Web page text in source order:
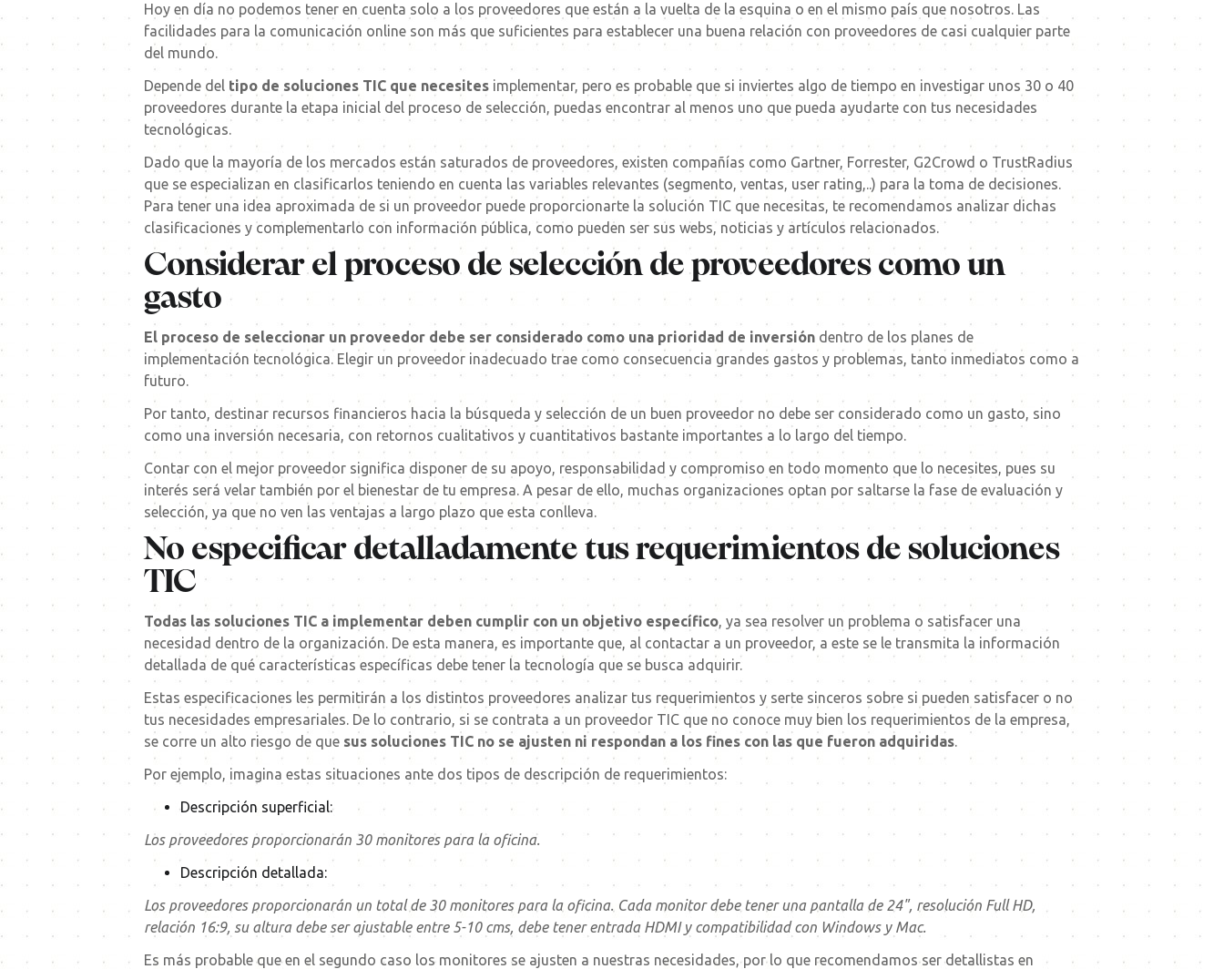
Hoy en día no podemos tener en cuenta solo a los proveedores que están a la vuelta de la esquina o en el mismo país que nosotros. Las
facilidades para la comunicación online son más que suficientes para establecer una buena relación con proveedores de casi cualquier parte
del mundo.
Depende del tipo de soluciones TIC que necesites implementar, pero es probable que si inviertes algo de tiempo en investigar unos 30 o 40
proveedores durante la etapa inicial del proceso de selección, puedas encontrar al menos uno que pueda ayudarte con tus necesidades
tecnológicas.
Dado que la mayoría de los mercados están saturados de proveedores, existen compañías como Gartner, Forrester, G2Crowd o TrustRadius
que se especializan en clasificarlos teniendo en cuenta las variables relevantes (segmento, ventas, user rating,..) para la toma de decisiones.
Para tener una idea aproximada de si un proveedor puede proporcionarte la solución TIC que necesitas, te recomendamos analizar dichas
clasificaciones y complementarlo con información pública, como pueden ser sus webs, noticias y artículos relacionados.
Considerar el proceso de selección de proveedores como un
gasto
El proceso de seleccionar un proveedor debe ser considerado como una prioridad de inversión dentro de los planes de
implementación tecnológica. Elegir un proveedor inadecuado trae como consecuencia grandes gastos y problemas, tanto inmediatos como a
futuro.
Por tanto, destinar recursos financieros hacia la búsqueda y selección de un buen proveedor no debe ser considerado como un gasto, sino
como una inversión necesaria, con retornos cualitativos y cuantitativos bastante importantes a lo largo del tiempo.
Contar con el mejor proveedor significa disponer de su apoyo, responsabilidad y compromiso en todo momento que lo necesites, pues su
interés será velar también por el bienestar de tu empresa. A pesar de ello, muchas organizaciones optan por saltarse la fase de evaluación y
selección, ya que no ven las ventajas a largo plazo que esta conlleva.
No especificar detalladamente tus requerimientos de soluciones
TIC
Todas las soluciones TIC a implementar deben cumplir con un objetivo específico, ya sea resolver un problema o satisfacer una
necesidad dentro de la organización. De esta manera, es importante que, al contactar a un proveedor, a este se le transmita la información
detallada de qué características específicas debe tener la tecnología que se busca adquirir.
Estas especificaciones les permitirán a los distintos proveedores analizar tus requerimientos y serte sinceros sobre si pueden satisfacer o no
tus necesidades empresariales. De lo contrario, si se contrata a un proveedor TIC que no conoce muy bien los requerimientos de la empresa,
se corre un alto riesgo de que sus soluciones TIC no se ajusten ni respondan a los fines con las que fueron adquiridas.
Por ejemplo, imagina estas situaciones ante dos tipos de descripción de requerimientos:
Descripción superficial:
Los proveedores proporcionarán 30 monitores para la oficina.
Descripción detallada:
Los proveedores proporcionarán un total de 30 monitores para la oficina. Cada monitor debe tener una pantalla de 24", resolución Full HD,
relación 16:9, su altura debe ser ajustable entre 5-10 cms, debe tener entrada HDMI y compatibilidad con Windows y Mac.
Es más probable que en el segundo caso los monitores se ajusten a nuestras necesidades, por lo que recomendamos ser detallistas en